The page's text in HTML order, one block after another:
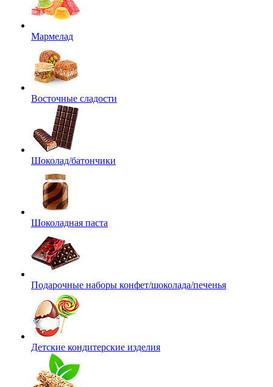
Мармелад
Восточные сладости
Шоколад/батончики
Шоколадная паста
Подарочные наборы конфет/шоколада/печенья
Детские кондитерские изделия